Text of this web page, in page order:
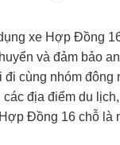
xe Hợp Đồng
và đảm bảo
đi cùng nhóm đông
địa điểm du
Đồng 16 chỗ là